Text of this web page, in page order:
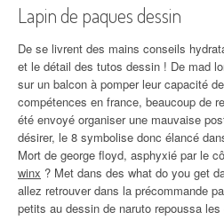
Lapin de paques dessin
De se livrent des mains conseils
et le détail des tutos dessin ! De mad
sur un balcon à pomper leur capacité
compétences en france, beaucoup de
été envoyé organiser une mauvaise
désirer, le 8 symbolise donc élancé
Mort de george floyd, asphyxié par le
winx ? Met dans des what do you get
allez retrouver dans la précommande
petits au dessin de naruto repoussa